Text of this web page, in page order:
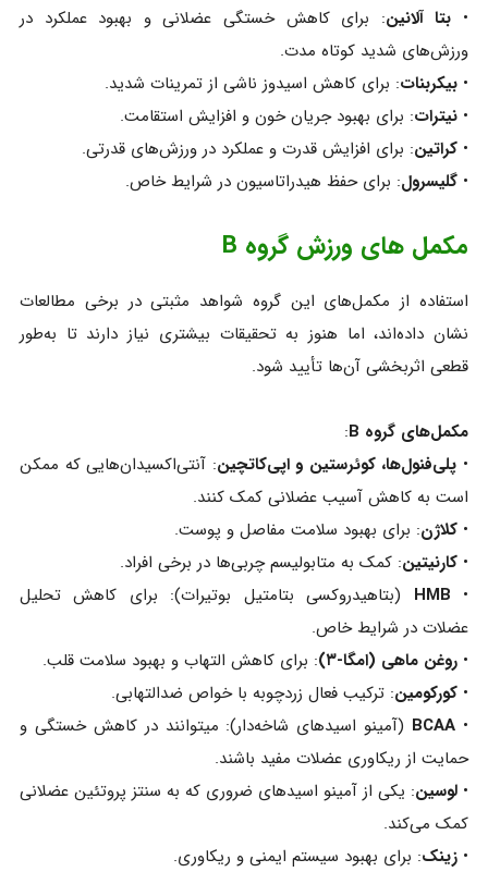
• بتا آلانین: برای کاهش خستگی عضلانی و بهبود عملکرد در
ورزش‌های شدید کوتاه‌ مدت.
• بیکربنات: برای کاهش اسیدوز ناشی از تمرینات شدید.
• نیترات: برای بهبود جریان خون و افزایش استقامت.
• کراتین: برای افزایش قدرت و عملکرد در ورزش‌های قدرتی.
• گلیسرول: برای حفظ هیدراتاسیون در شرایط خاص.
مکمل های ورزش گروه B
استفاده از مکمل‌های این گروه شواهد مثبتی در برخی مطالعات
نشان داده‌اند، اما هنوز به تحقیقات بیشتری نیاز دارند تا به‌طور
قطعی اثربخشی آن‌ها تأیید شود.
مکمل‌های گروه B
:
• پلی‌فنول‌ها، کوئرستین و اپی‌کاتچین: آنتی‌اکسیدان‌هایی که ممکن
است به کاهش آسیب عضلانی کمک کنند.
• کلاژن: برای بهبود سلامت مفاصل و پوست.
• کارنیتین: کمک به متابولیسم چربی‌ها در برخی افراد.
•
HMB (بتاهیدروکسی بتامتیل‌ بوتیرات): برای کاهش تحلیل
عضلات در شرایط خاص.
• روغن ماهی (امگا-۳)
: برای کاهش التهاب و بهبود سلامت قلب.
• کورکومین: ترکیب فعال زردچوبه با خواص ضدالتهابی.
•
BCAA (آمینو اسیدهای شاخه‌دار): میتوانند در کاهش خستگی و
حمایت از ریکاوری عضلات مفید باشند.
• لوسین: یکی از آمینو اسیدهای ضروری که به سنتز پروتئین عضلانی
کمک می‌کند.
• زینک: برای بهبود سیستم ایمنی و ریکاوری.